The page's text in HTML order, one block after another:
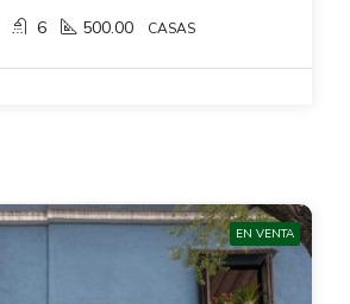
6 500.00 CASAS
EN VENTA